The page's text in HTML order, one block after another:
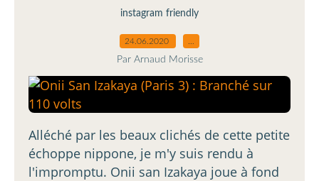
instagram friendly
24.06.2020
Par Arnaud Morisse
Alléché par les beaux clichés de cette petite
échoppe nippone, je m'y suis rendu à
l'impromptu. Onii san Izakaya joue à fond